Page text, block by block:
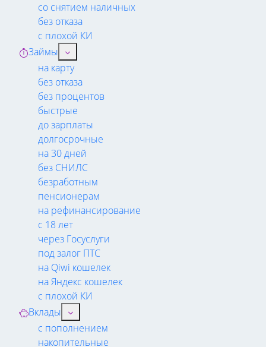
со снятием наличных
без отказа
с плохой КИ
Займы
на карту
без отказа
без процентов
быстрые
до зарплаты
долгосрочные
на 30 дней
без СНИЛС
безработным
пенсионерам
на рефинансирование
с 18 лет
через Госуслуги
под залог ПТС
на Qiwi кошелек
на Яндекс кошелек
с плохой КИ
Вклады
с пополнением
накопительные